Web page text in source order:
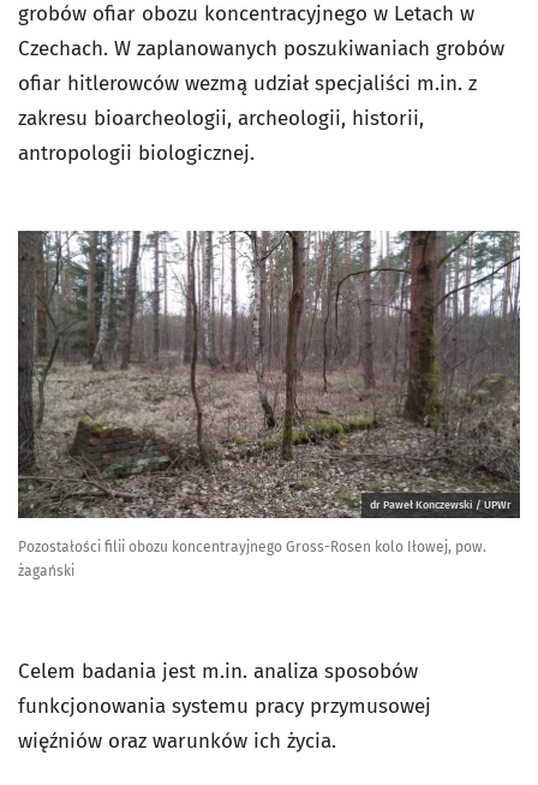
grobów ofiar obozu koncentracyjnego w Letach w
Czechach. W zaplanowanych poszukiwaniach grobów
ofiar hitlerowców wezmą udział specjaliści m.in. z
zakresu bioarcheologii, archeologii, historii,
antropologii biologicznej.
dr Paweł Konczewski / UPWr
Pozostałości filii obozu koncentrayjnego Gross-Rosen kolo Iłowej, pow.
żagański
Celem badania jest m.in. analiza sposobów
funkcjonowania systemu pracy przymusowej
więźniów oraz warunków ich życia.